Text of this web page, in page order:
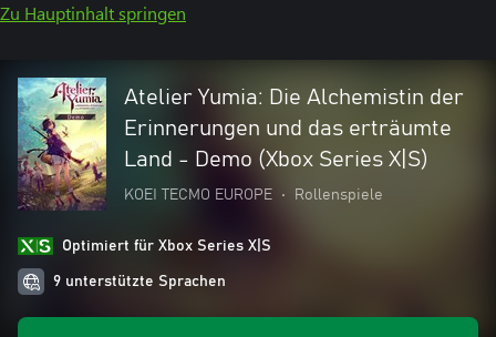
Zu Hauptinhalt springen
Atelier Yumia: Die Alchemistin der
Erinnerungen und das erträumte
Land - Demo (Xbox Series X|S)
KOEI TECMO EUROPE • Rollenspiele
Optimiert für Xbox Series X|S
9 unterstützte Sprachen